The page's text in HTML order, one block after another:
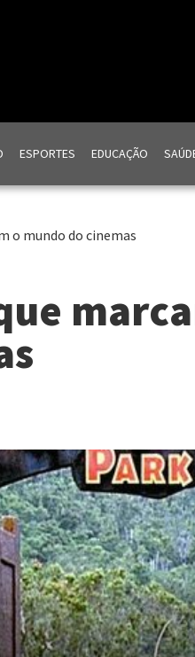
ESPORTES EDUCAÇÃO
o mundo do cinemas